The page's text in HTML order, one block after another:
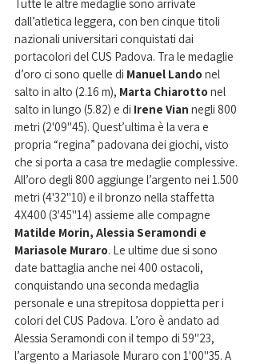
Tutte le altre medaglie sono arrivate
dall’atletica leggera, con ben cinque titoli
nazionali universitari conquistati dai
portacolori del CUS Padova. Tra le medaglie
d’oro ci sono quelle di Manuel Lando nel
salto in alto (2.16 m), Marta Chiarotto nel
salto in lungo (5.82) e di Irene Vian negli 800
metri (2'09''45). Quest’ultima è la vera e
propria “regina” padovana dei giochi, visto
che si porta a casa tre medaglie complessive.
All’oro degli 800 aggiunge l’argento nei 1.500
metri (4'32''10) e il bronzo nella staffetta
4X400 (3'45''14) assieme alle compagne
Matilde Morin, Alessia Seramondi e
Mariasole Muraro. Le ultime due si sono
date battaglia anche nei 400 ostacoli,
conquistando una seconda medaglia
personale e una strepitosa doppietta per i
colori del CUS Padova. L’oro è andato ad
Alessia Seramondi con il tempo di 59''23,
l’argento a Mariasole Muraro con 1'00''35. A